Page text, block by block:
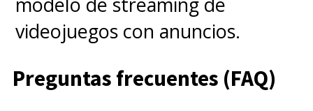
videojuegos con anuncios.
Preguntas frecuentes (FAQ)